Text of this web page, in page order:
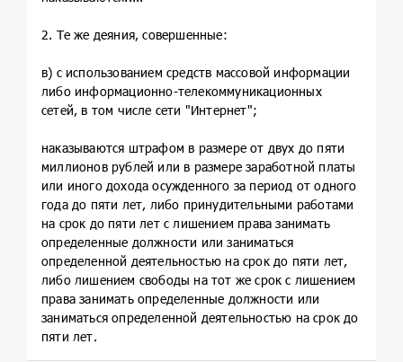
2. Те же деяния, совершенные:
в) с использованием средств массовой информации
либо информационно-телекоммуникационных
сетей, в том числе сети "Интернет";
наказываются штрафом в размере от двух до пяти
миллионов рублей или в размере заработной платы
или иного дохода осужденного за период от одного
года до пяти лет, либо принудительными работами
на срок до пяти лет с лишением права занимать
определенные должности или заниматься
определенной деятельностью на срок до пяти лет,
либо лишением свободы на тот же срок с лишением
права занимать определенные должности или
заниматься определенной деятельностью на срок до
пяти лет.